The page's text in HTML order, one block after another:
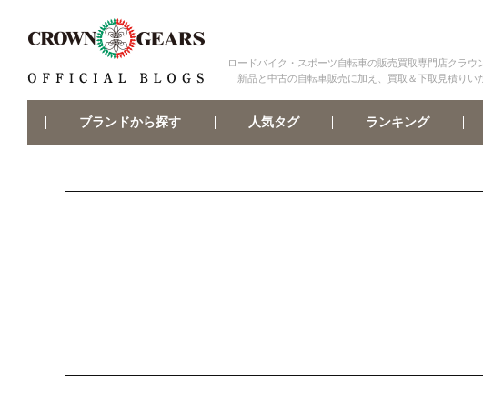
ロードバイク・スポーツ自転車の販売買取専門店クラウ
新品と中古の自転車販売に加え、買取＆下取見積りい
ブランドから探す 人気タグ ランキング